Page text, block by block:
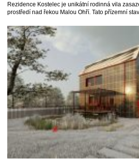
Rezidence Kostelec je unikátní rodinná vila
prostředí nad řekou Malou Ohří. Tato přízemní